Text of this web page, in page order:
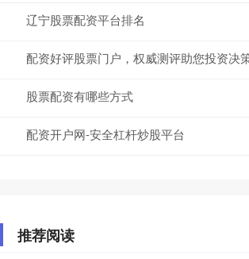
辽宁股票配资平台排名
配资好评股票门户，权威测评助您投资决
股票配资有哪些方式
配资开户网-安全杠杆炒股平台
推荐阅读